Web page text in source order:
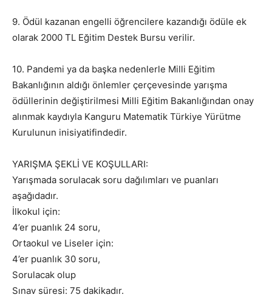
9. Ödül kazanan engelli öğrencilere kazandığı ödüle ek
olarak 2000 TL Eğitim Destek Bursu verilir.
10. Pandemi ya da başka nedenlerle Milli Eğitim
Bakanlığının aldığı önlemler çerçevesinde yarışma
ödüllerinin değiştirilmesi Milli Eğitim Bakanlığından onay
alınmak kaydıyla Kanguru Matematik Türkiye Yürütme
Kurulunun inisiyatifindedir.
YARIŞMA ŞEKLİ VE KOŞULLARI:
Yarışmada sorulacak soru dağılımları ve puanları
aşağıdadır.
İlkokul için:
4’er puanlık 24 soru,
Ortaokul ve Liseler için:
4’er puanlık 30 soru,
Sorulacak olup
Sınav süresi: 75 dakikadır.